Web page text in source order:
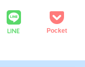
LINE Pocket